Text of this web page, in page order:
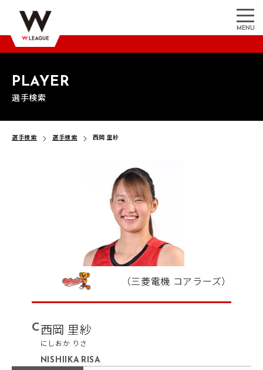
MENU
PLAYER
選手検索
選手検索 選手検索 西岡 里紗
（三菱電機 コアラーズ）
C西岡 里紗
にしおか りさ
NISHIIKA RISA